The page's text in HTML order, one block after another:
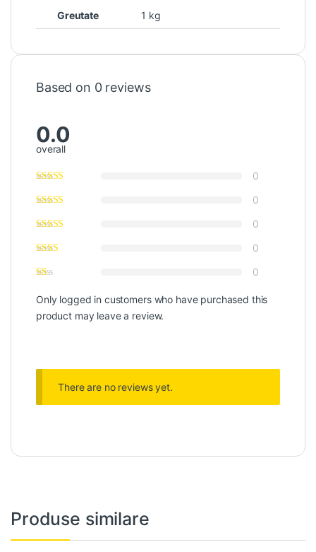
Greutate 1 kg
Based on 0 reviews
0.0
overall
0
0
0
0
0
Only logged in customers who have purchased this
product may leave a review.
There are no reviews yet.
Produse similare